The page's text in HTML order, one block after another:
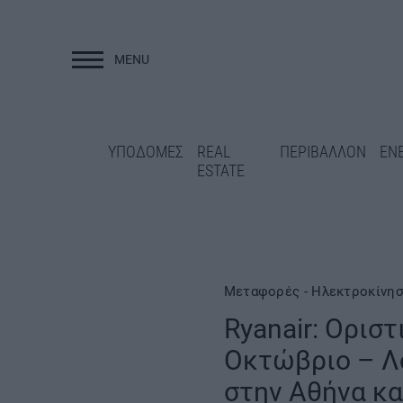
MENU
ΥΠΟΔΟΜΕΣ
REAL
ESTATE
ΠΕΡΙΒΑΛΛΟΝ
ΥΠΟΔΟΜΕΣ
Γρεβενά: Ολοκληρώνεται η
ασφαλτόστρωση της οδού
Μαρούσι:
σχολικές
Μεταφορές -
Ryanair:
Οκτώβριο –
στην Αθήνα